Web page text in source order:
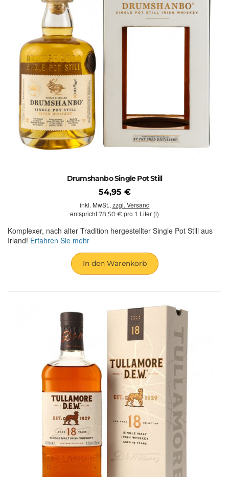
Drumshanbo Single Pot Still
54,95 €
inkl. MwSt., zzgl. Versand
entspricht 78,50 € pro 1 Liter (l)
Komplexer, nach alter Tradition hergestellter Single Pot Still aus
Irland! Erfahren Sie mehr
In den Warenkorb